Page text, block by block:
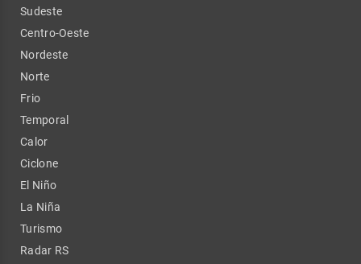
Sudeste
Centro-Oeste
Nordeste
Norte
Frio
Temporal
Calor
Ciclone
El Niño
La Niña
Turismo
Radar RS